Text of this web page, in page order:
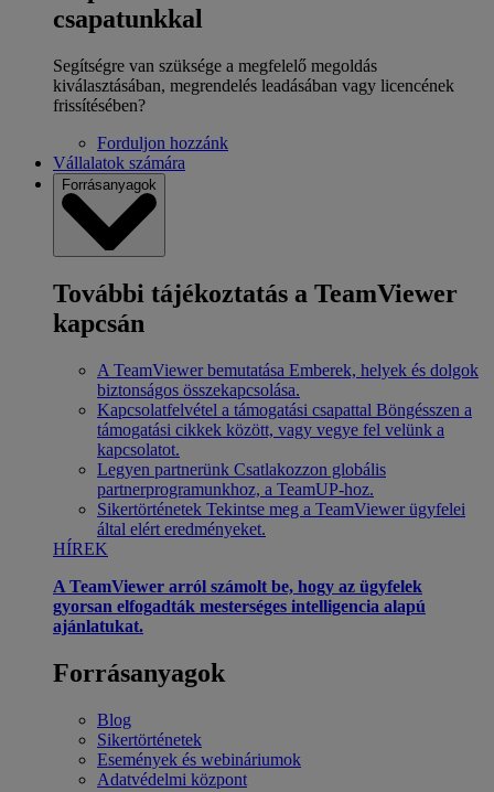
csapatunkkal
Segítségre van szüksége a megfelelő megoldás
kiválasztásában, megrendelés leadásában vagy licencének
frissítésében?
Forduljon hozzánk
Vállalatok számára
Forrásanyagok
További tájékoztatás a TeamViewer
kapcsán
A TeamViewer bemutatása Emberek, helyek és dolgok
biztonságos összekapcsolása.
Kapcsolatfelvétel a támogatási csapattal Böngésszen a
támogatási cikkek között, vagy vegye fel velünk a
kapcsolatot.
Legyen partnerünk Csatlakozzon globális
partnerprogramunkhoz, a TeamUP-hoz.
Sikertörténetek Tekintse meg a TeamViewer ügyfelei
által elért eredményeket.
HÍREK
A TeamViewer arról számolt be, hogy az ügyfelek
gyorsan elfogadták mesterséges intelligencia alapú
ajánlatukat.
Forrásanyagok
Blog
Sikertörténetek
Események és webináriumok
Adatvédelmi központ